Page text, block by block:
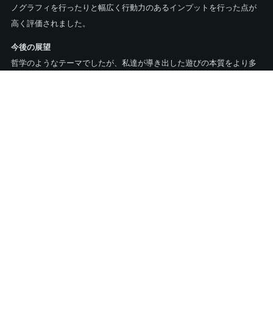
ノグラフィを行ったりと幅広く行動力のあるインプットを行った点が
高く評価されました。
今後の展望
哲学のようなテーマでしたが、私達が導き出した遊びの本質をより多